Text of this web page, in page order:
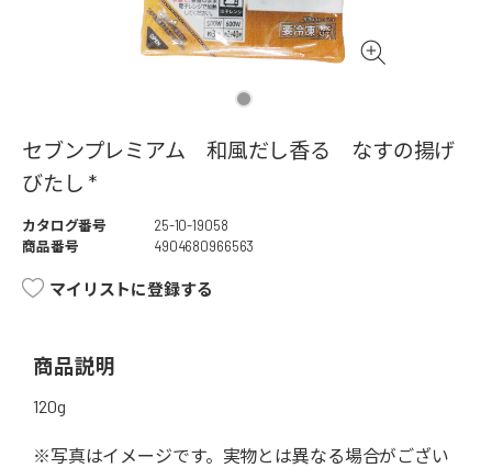
セブンプレミアム 和風だし香る なすの揚げ
びたし *
カタログ番号
25-10-19058
商品番号
4904680966563
マイリストに登録する
商品説明
120g
※写真はイメージです。実物とは異なる場合がござい